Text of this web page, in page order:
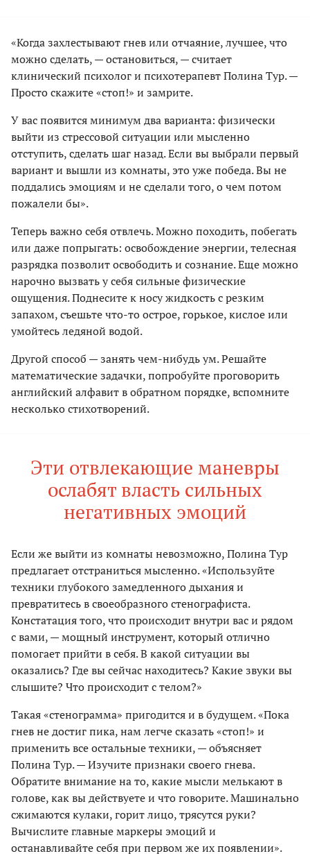
«Когда захлестывают гнев или отчаяние, лучшее, что
можно сделать, — остановиться, — считает
клинический психолог и психотерапевт Полина Тур. —
Просто скажите «стоп!» и замрите.
У вас появится минимум два варианта: физически
выйти из стрессовой ситуации или мысленно
отступить, сделать шаг назад. Если вы выбрали первый
вариант и вышли из комнаты, это уже победа. Вы не
поддались эмоциям и не сделали того, о чем потом
пожалели бы».
Теперь важно себя отвлечь. Можно походить, побегать
или даже попрыгать: освобождение энергии, телесная
разрядка позволит освободить и сознание. Еще можно
нарочно вызвать у себя сильные физические
ощущения. Поднесите к носу жидкость с резким
запахом, съешьте что-то острое, горькое, кислое или
умойтесь ледяной водой.
Другой способ — занять чем-нибудь ум. Решайте
математические задачки, попробуйте проговорить
английский алфавит в обратном порядке, вспомните
несколько стихотворений.
Эти отвлекающие маневры
ослабят власть сильных
негативных эмоций
Если же выйти из комнаты невозможно, Полина Тур
предлагает отстраниться мысленно. «Используйте
техники глубокого замедленного дыхания и
превратитесь в свое­образного стенографиста.
Констатация того, что происходит внутри вас и рядом
с вами, — мощный инструмент, который отлично
помогает прийти в себя. В какой ситуации вы
оказались? Где вы сейчас находитесь? Какие звуки вы
слышите? Что происходит с телом?»
Такая «стенограмма» пригодится и в будущем. «Пока
гнев не достиг пика, нам легче сказать «стоп!» и
применить все остальные техники, — объясняет
Полина Тур. — Изучите признаки своего гнева.
Обратите внимание на то, какие мысли мелькают в
голове, как вы действуете и что говорите. Машинально
сжимаются кулаки, горит лицо, трясутся руки?
Вычислите главные маркеры эмоций и
останавливайте себя при первом же их появлении».